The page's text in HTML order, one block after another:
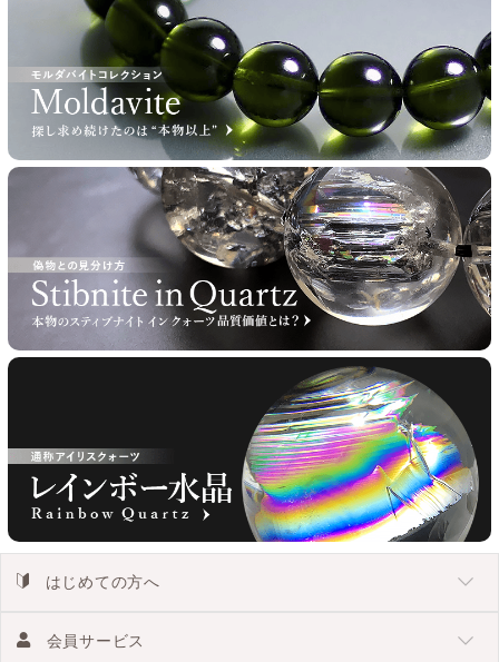
はじめての方へ
会員サービス